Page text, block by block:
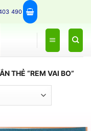
490
THẺ “REM VAI BO”